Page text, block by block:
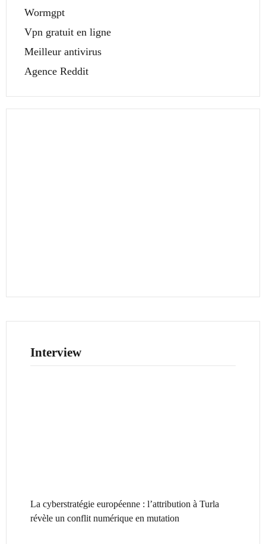
Wormgpt
Vpn gratuit en ligne
Meilleur antivirus
Agence Reddit
Interview
La cyberstratégie européenne : l’attribution à Turla
révèle un conflit numérique en mutation